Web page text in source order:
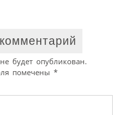
будет опубликован.
помечены *